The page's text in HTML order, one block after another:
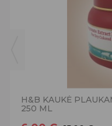
H&B KAUKĖ
250 ML